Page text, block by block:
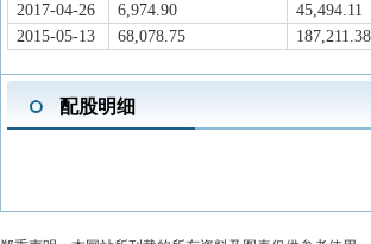
2017-04-26
6,974.90 45,494.11
2015-05-13
68,078.75 187,211.38
配股明细